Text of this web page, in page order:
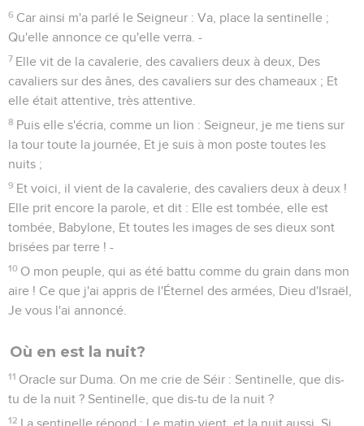
6 Car ainsi m'a parlé le Seigneur : Va, place la sentinelle ;
Qu'elle annonce ce qu'elle verra. -
7 Elle vit de la cavalerie, des cavaliers deux à deux, Des
cavaliers sur des ânes, des cavaliers sur des chameaux ; Et
elle était attentive, très attentive.
8 Puis elle s'écria, comme un lion : Seigneur, je me tiens sur
la tour toute la journée, Et je suis à mon poste toutes les
nuits ;
9 Et voici, il vient de la cavalerie, des cavaliers deux à deux !
Elle prit encore la parole, et dit : Elle est tombée, elle est
tombée, Babylone, Et toutes les images de ses dieux sont
brisées par terre ! -
10 O mon peuple, qui as été battu comme du grain dans mon
aire ! Ce que j'ai appris de l'Éternel des armées, Dieu d'Israël,
Je vous l'ai annoncé.
Où en est la nuit?
11 Oracle sur Duma. On me crie de Séir : Sentinelle, que dis-
tu de la nuit ? Sentinelle, que dis-tu de la nuit ?
12 La sentinelle répond : Le matin vient, et la nuit aussi. Si